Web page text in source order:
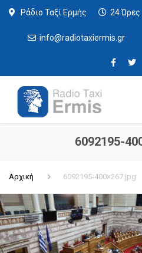
Ράδιο Ταξί Ερμής 24 Ώρες
info@radiotaxiermis.gr
6092195-
Αρχική 6092195-400×267.jpg